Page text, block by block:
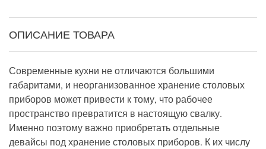
ОПИСАНИЕ ТОВАРА
Современные кухни не отличаются большими
габаритами, и неорганизованное хранение столовых
приборов может привести к тому, что рабочее
пространство превратится в настоящую свалку.
Именно поэтому важно приобретать отдельные
девайсы под хранение столовых приборов. К их числу